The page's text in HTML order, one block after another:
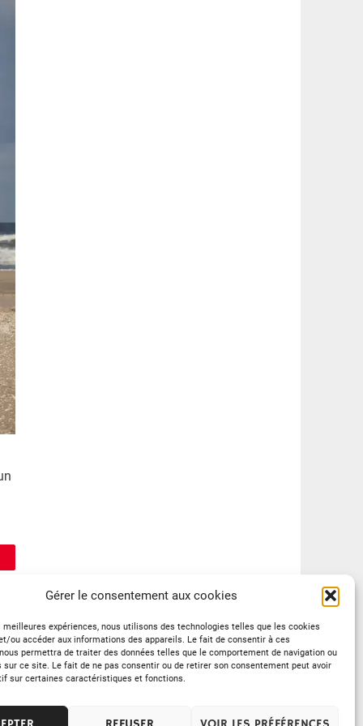
Gérer le consentement aux cookies
expériences, nous utilisons des technologies telles que les cookies
ou accéder aux informations des appareils. Le fait de consentir à ces
permettra de traiter des données telles que le comportement de navigation ou
sur ce site. Le fait de ne pas consentir ou de retirer son consentement peut avoir
sur certaines caractéristiques et fonctions.
»